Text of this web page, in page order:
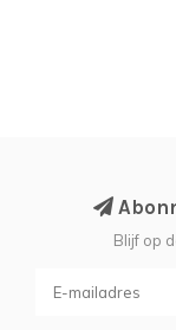
Blijf op